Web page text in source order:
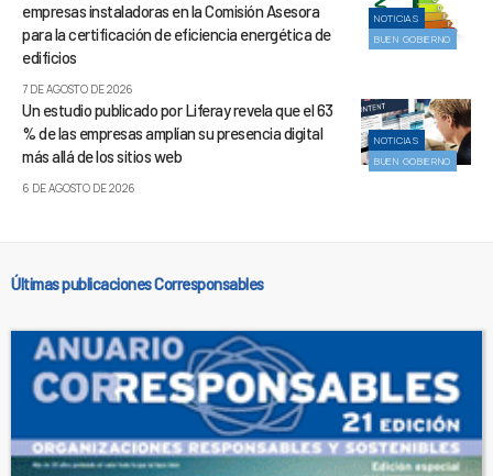
NOTICIAS
BUEN GOBIERNO
empresas instaladoras en la Comisión Asesora
para la certificación de eficiencia energética de
edificios
7 DE AGOSTO DE 2026
NOTICIAS
BUEN GOBIERNO
Un estudio publicado por Liferay revela que el 63
% de las empresas amplían su presencia digital
más allá de los sitios web
6 DE AGOSTO DE 2026
Últimas publicaciones Corresponsables